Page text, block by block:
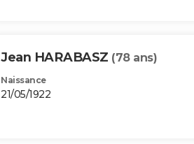
Jean HARABASZ (78 ans)
Naissance
21/05/1922